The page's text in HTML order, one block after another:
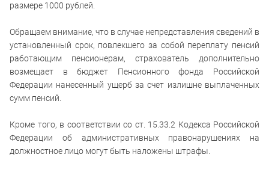
размере 1000 рублей.
Обращаем внимание, что в случае непредставления сведений в
установленный срок, повлекшего за собой переплату пенсий
работающим пенсионерам, страхователь дополнительно
возмещает в бюджет Пенсионного фонда Российской
Федерации нанесенный ущерб за счет излишне выплаченных
сумм пенсий.
Кроме того, в соответствии со ст. 15.33.2 Кодекса Российской
Федерации об административных правонарушениях на
должностное лицо могут быть наложены штрафы.